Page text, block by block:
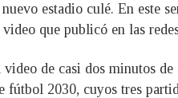
estadio culé. En este
que publicó en las
de casi dos minutos
2030, cuyos tres